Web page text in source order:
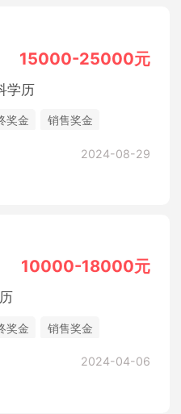
15000-25000元
学历
奖金
销售奖金
2024-08-29
10000-18000元
奖金
销售奖金
2024-04-06